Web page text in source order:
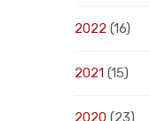
2022 (16)
2021 (15)
2020 (23)